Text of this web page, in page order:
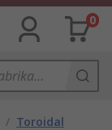
0
/ Toroidal